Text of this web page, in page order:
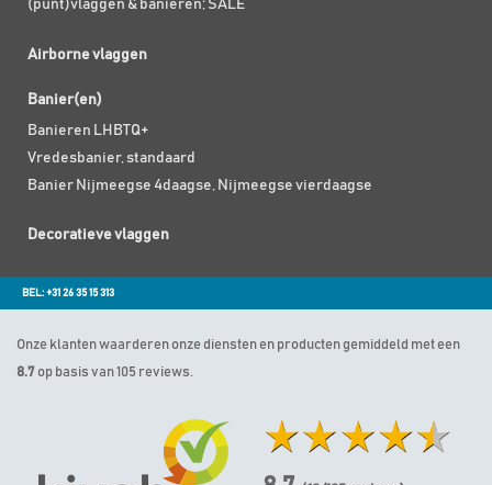
(punt)vlaggen & banieren; SALE
Airborne vlaggen
Banier(en)
Banieren LHBTQ+
Vredesbanier, standaard
Banier Nijmeegse 4daagse, Nijmeegse vierdaagse
Decoratieve vlaggen
BEL: +31 26 35 15 313
Onze klanten waarderen onze diensten en producten gemiddeld met een
8.7 op basis van 105 reviews.